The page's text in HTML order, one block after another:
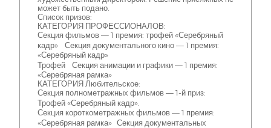
может быть подано.
Список призов:
КАТЕГОРИЯ ПРОФЕССИОНАЛОВ:
Секция фильмов — 1 премия: трофей «Серебряный
кадр» Секция документального кино — 1 премия:
«Серебряный кадр»
Трофей Секция анимации и графики — 1 премия:
«Серебряная рамка»
КАТЕГОРИЯ Любительское:
Секция полнометражных фильмов — 1-й приз:
Трофей «Серебряный кадр».
Секция короткометражных фильмов — 1 премия:
«Серебряная рамка» Секция документальных